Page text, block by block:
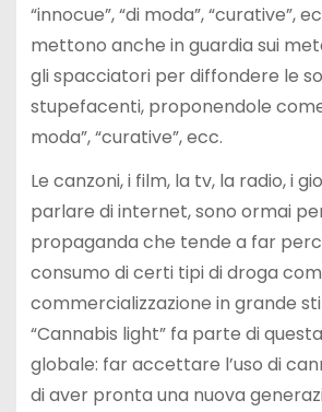
“innocue”, “di moda”, “curative”,
mettono anche in guardia sui
gli spacciatori per diffondere le
stupefacenti, proponendole come
moda”, “curative”, ecc.
Le canzoni, i film, la tv, la radio, i
parlare di internet, sono ormai
propaganda che tende a far
consumo di certi tipi di droga
commercializzazione in grande
“Cannabis light” fa parte di
globale: far accettare l’uso di
di aver pronta una nuova